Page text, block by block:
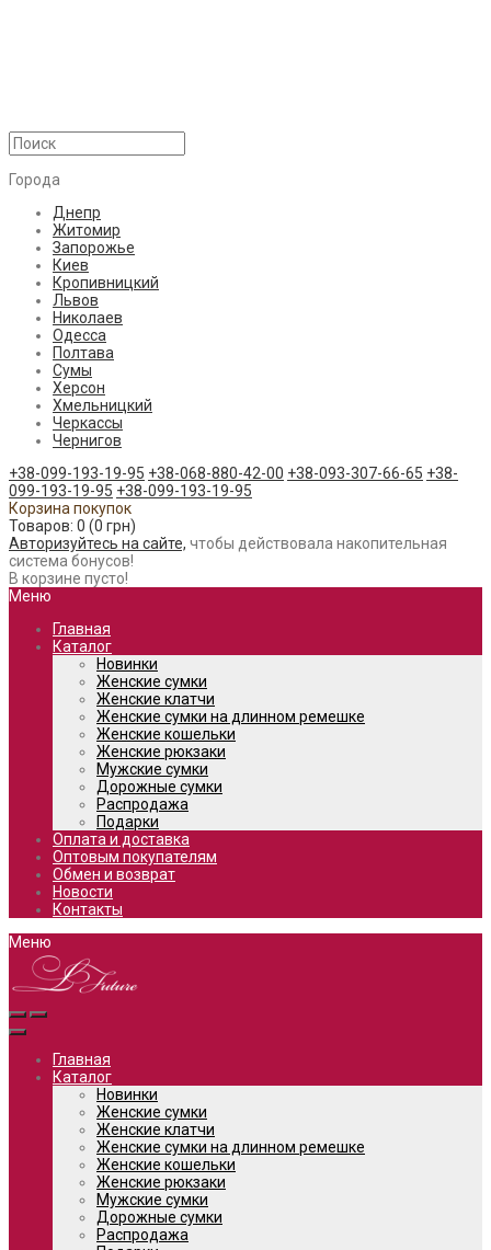
Города
Днепр
Житомир
Запорожье
Киев
Кропивницкий
Львов
Николаев
Одесса
Полтава
Сумы
Херсон
Хмельницкий
Черкассы
Чернигов
+38-099-193-19-95 +38-068-880-42-00 +38-093-307-66-65 +38-
099-193-19-95 +38-099-193-19-95
Корзина покупок
Товаров: 0 (0 грн)
Авторизуйтесь на сайте, чтобы действовала накопительная
система бонусов!
В корзине пусто!
Меню
Главная
Каталог
Новинки
Женские сумки
Женские клатчи
Женские сумки на длинном ремешке
Женские кошельки
Женские рюкзаки
Мужские сумки
Дорожные сумки
Распродажа
Подарки
Оплата и доставка
Оптовым покупателям
Обмен и возврат
Новости
Контакты
Меню
Главная
Каталог
Новинки
Женские сумки
Женские клатчи
Женские сумки на длинном ремешке
Женские кошельки
Женские рюкзаки
Мужские сумки
Дорожные сумки
Распродажа